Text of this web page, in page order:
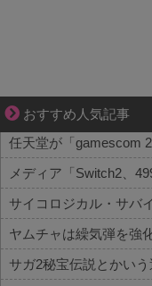
おすすめ人気記事
好青年の片思いが壊れ
任天堂が「gamescom
ヤムチャは繰気弾を強
サガ2秘宝伝説とかい